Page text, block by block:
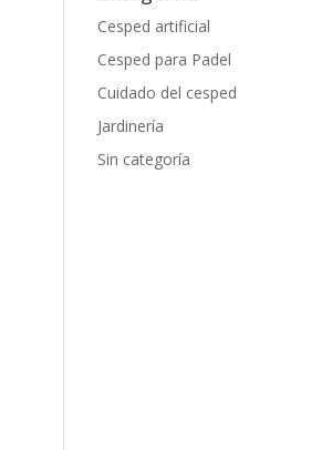
Cesped artificial
Cesped para Padel
Cuidado del cesped
Jardinería
Sin categoría